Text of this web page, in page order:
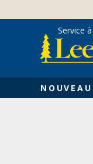
content
Service